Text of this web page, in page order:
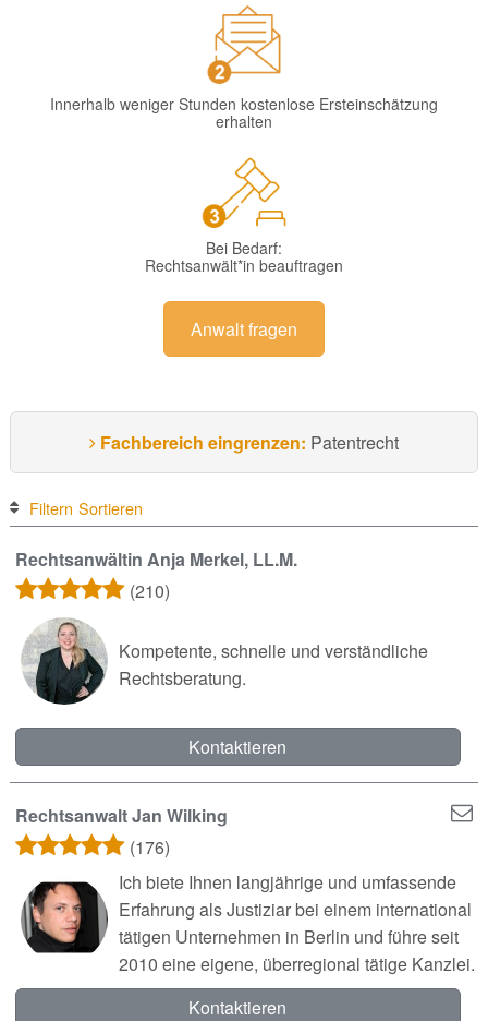
Innerhalb weniger Stunden kostenlose Ersteinschätzung
erhalten
Bei Bedarf:
Rechtsanwält*in beauftragen
Anwalt fragen
Fachbereich eingrenzen: Patentrecht
Filtern Sortieren
Rechtsanwältin Anja Merkel, LL.M.
(210)
Kompetente, schnelle und verständliche
Rechtsberatung.
Kontaktieren
Rechtsanwalt Jan Wilking
(176)
Ich biete Ihnen langjährige und umfassende
Erfahrung als Justiziar bei einem international
tätigen Unternehmen in Berlin und führe seit
2010 eine eigene, überregional tätige Kanzlei.
Kontaktieren